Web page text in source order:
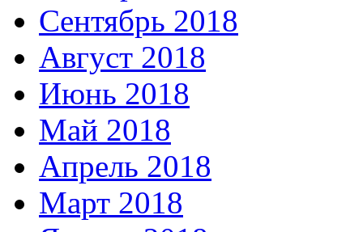
Сентябрь 2018
Август 2018
Июнь 2018
Май 2018
Апрель 2018
Март 2018